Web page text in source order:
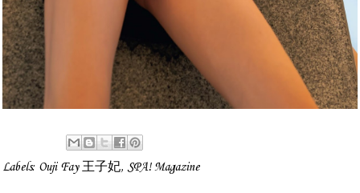
Labels: Ouji Fay 王子妃, SPA! Magazine